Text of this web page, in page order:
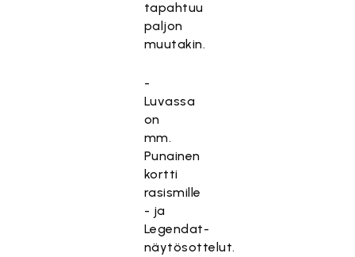
tapahtuu
paljon
muutakin.
-
Luvassa
on
mm.
Punainen
kortti
rasismille
- ja
Legendat-
näytösottelut.